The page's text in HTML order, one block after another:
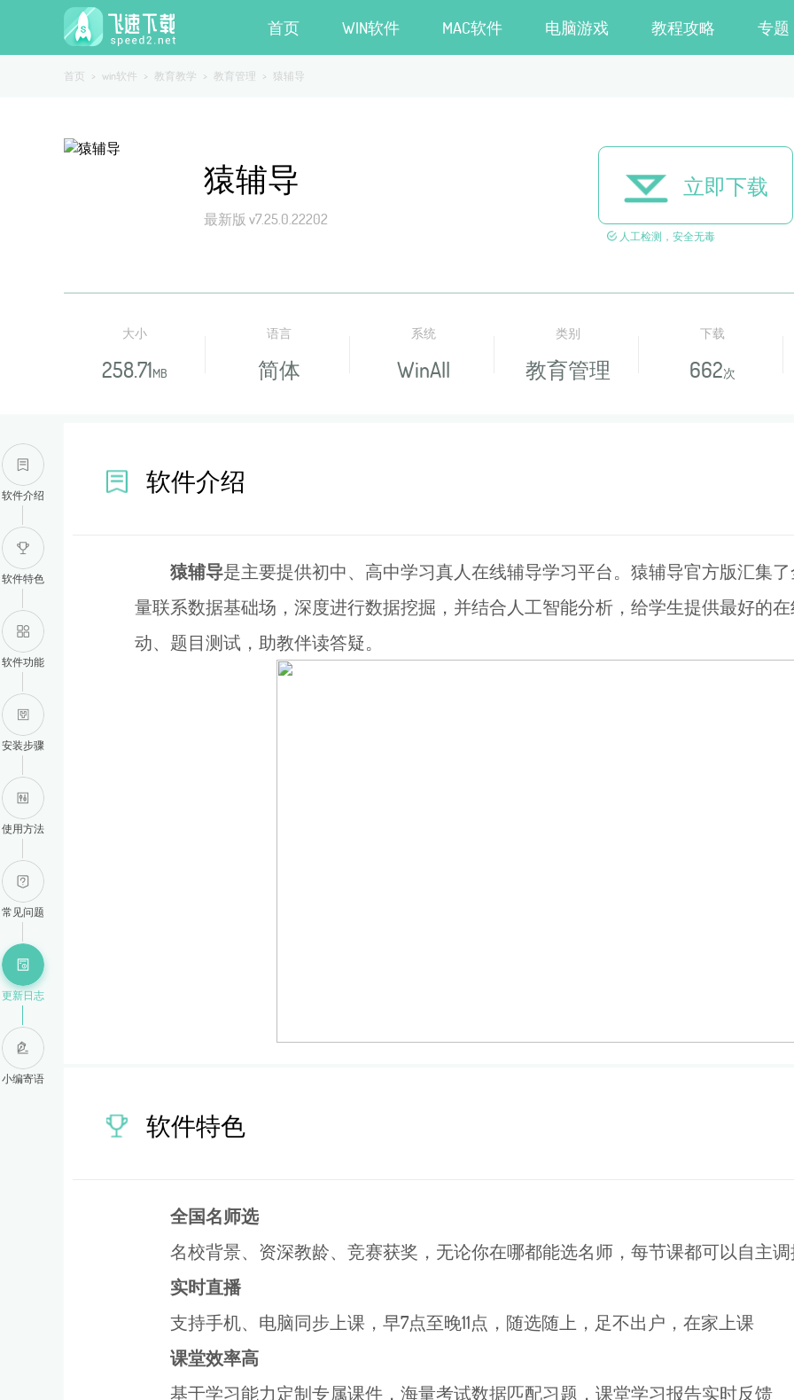
首页 WIN软件 MAC软件 电脑游戏 教程攻略 专题
首页 > win软件 > 教育教学 > 教育管理 > 猿辅导
猿辅导
最新版 v7.25.0.22202
立即下载
人工检测，安全无毒
大小
258.71MB
语言
简体
系统
WinAll
类别
教育管理
下载
662次
软件介绍
猿辅导是主要提供初中、高中学习真人在线辅导学习平台。猿辅导官方版汇集
量联系数据基础场，深度进行数据挖掘，并结合人工智能分析，给学生提供最好的
动、题目测试，助教伴读答疑。
软件特色
全国名师选
名校背景、资深教龄、竞赛获奖，无论你在哪都能选名师，每节课都可以自主
实时直播
支持手机、电脑同步上课，早7点至晚11点，随选随上，足不出户，在家上课
课堂效率高
基于学习能力定制专属课件，海量考试数据匹配习题，课堂学习报告实时反馈
软件介绍
软件特色
软件功能
安装步骤
使用方法
常见问题
更新日志
小编寄语